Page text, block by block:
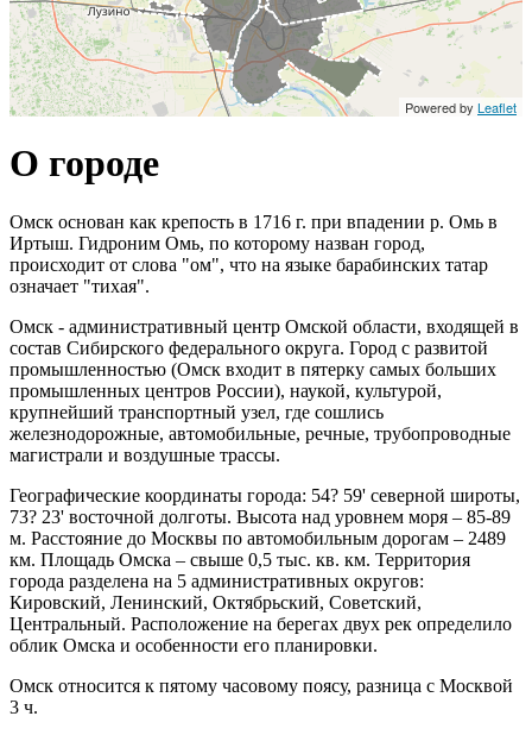
Powered by Leaflet
О городе
Омск основан как крепость в 1716 г. при впадении р. Омь в
Иртыш. Гидроним Омь, по которому назван город,
происходит от слова "ом", что на языке барабинских татар
означает "тихая".
Омск - административный центр Омской области, входящей в
состав Сибирского федерального округа. Город с развитой
промышленностью (Омск входит в пятерку самых больших
промышленных центров России), наукой, культурой,
крупнейший транспортный узел, где сошлись
железнодорожные, автомобильные, речные, трубопроводные
магистрали и воздушные трассы.
Географические координаты города: 54? 59' северной широты,
73? 23' восточной долготы. Высота над уровнем моря – 85-89
м. Расстояние до Москвы по автомобильным дорогам – 2489
км. Площадь Омска – свыше 0,5 тыс. кв. км. Территория
города разделена на 5 административных округов:
Кировский, Ленинский, Октябрьский, Советский,
Центральный. Расположение на берегах двух рек определило
облик Омска и особенности его планировки.
Омск относится к пятому часовому поясу, разница с Москвой
3 ч.